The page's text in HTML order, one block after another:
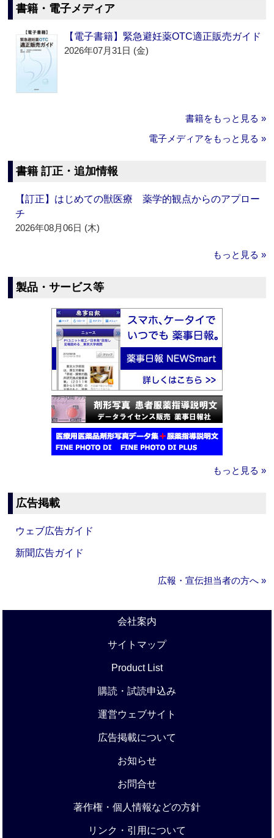
書籍・電子メディア
【電子書籍】緊急避妊薬OTC適正販売ガイド
2026年07月31日 (金)
書籍をもっと見る »
電子メディアをもっと見る »
書籍 訂正・追加情報
【訂正】はじめての獣医療 薬学的観点からのアプロー
チ
2026年08月06日 (木)
もっと見る »
製品・サービス等
もっと見る »
広告掲載
ウェブ広告ガイド
新聞広告ガイド
広報・宣伝担当者の方へ »
会社案内
サイトマップ
Product List
購読・試読申込み
運営ウェブサイト
広告掲載について
お知らせ
お問合せ
著作権・個人情報などの方針
リンク・引用について